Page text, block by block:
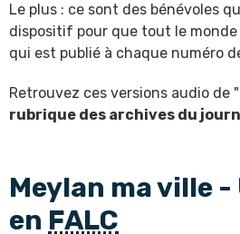
Le plus : ce sont des bénévoles
dispositif pour que tout le monde
qui est publié à chaque numéro
Retrouvez ces versions audio de
rubrique des archives du
Meylan ma ville -
en FALC